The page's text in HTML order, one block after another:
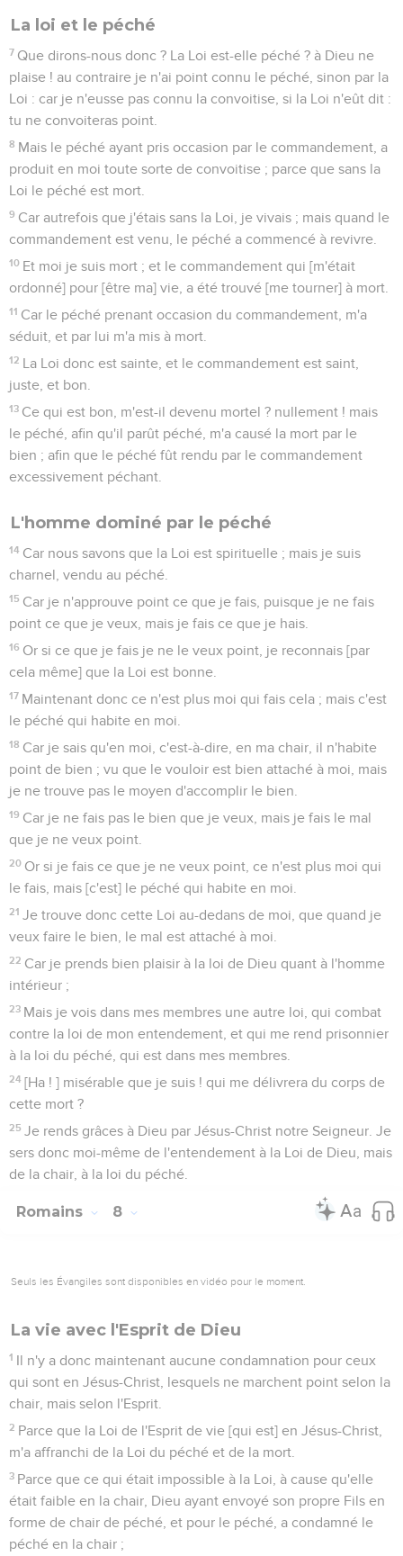
La loi et le péché
7 Que dirons-nous donc ? La Loi est-elle péché ? à Dieu ne
plaise ! au contraire je n'ai point connu le péché, sinon par la
Loi : car je n'eusse pas connu la convoitise, si la Loi n'eût dit :
tu ne convoiteras point.
8 Mais le péché ayant pris occasion par le commandement, a
produit en moi toute sorte de convoitise ; parce que sans la
Loi le péché est mort.
9 Car autrefois que j'étais sans la Loi, je vivais ; mais quand le
commandement est venu, le péché a commencé à revivre.
10 Et moi je suis mort ; et le commandement qui [m'était
ordonné] pour [être ma] vie, a été trouvé [me tourner] à mort.
11 Car le péché prenant occasion du commandement, m'a
séduit, et par lui m'a mis à mort.
12 La Loi donc est sainte, et le commandement est saint,
juste, et bon.
13 Ce qui est bon, m'est-il devenu mortel ? nullement ! mais
le péché, afin qu'il parût péché, m'a causé la mort par le
bien ; afin que le péché fût rendu par le commandement
excessivement péchant.
L'homme dominé par le péché
14 Car nous savons que la Loi est spirituelle ; mais je suis
charnel, vendu au péché.
15 Car je n'approuve point ce que je fais, puisque je ne fais
point ce que je veux, mais je fais ce que je hais.
16 Or si ce que je fais je ne le veux point, je reconnais [par
cela même] que la Loi est bonne.
17 Maintenant donc ce n'est plus moi qui fais cela ; mais c'est
le péché qui habite en moi.
18 Car je sais qu'en moi, c'est-à-dire, en ma chair, il n'habite
point de bien ; vu que le vouloir est bien attaché à moi, mais
je ne trouve pas le moyen d'accomplir le bien.
19 Car je ne fais pas le bien que je veux, mais je fais le mal
que je ne veux point.
20 Or si je fais ce que je ne veux point, ce n'est plus moi qui
le fais, mais [c'est] le péché qui habite en moi.
21 Je trouve donc cette Loi au-dedans de moi, que quand je
veux faire le bien, le mal est attaché à moi.
22 Car je prends bien plaisir à la loi de Dieu quant à l'homme
intérieur ;
23 Mais je vois dans mes membres une autre loi, qui combat
contre la loi de mon entendement, et qui me rend prisonnier
à la loi du péché, qui est dans mes membres.
24 [Ha ! ] misérable que je suis ! qui me délivrera du corps de
cette mort ?
25 Je rends grâces à Dieu par Jésus-Christ notre Seigneur. Je
sers donc moi-même de l'entendement à la Loi de Dieu, mais
de la chair, à la loi du péché.
Romains 8
Seuls les Évangiles sont disponibles en vidéo pour le moment.
La vie avec l'Esprit de Dieu
1 Il n'y a donc maintenant aucune condamnation pour ceux
qui sont en Jésus-Christ, lesquels ne marchent point selon la
chair, mais selon l'Esprit.
2 Parce que la Loi de l'Esprit de vie [qui est] en Jésus-Christ,
m'a affranchi de la Loi du péché et de la mort.
3 Parce que ce qui était impossible à la Loi, à cause qu'elle
était faible en la chair, Dieu ayant envoyé son propre Fils en
forme de chair de péché, et pour le péché, a condamné le
péché en la chair ;